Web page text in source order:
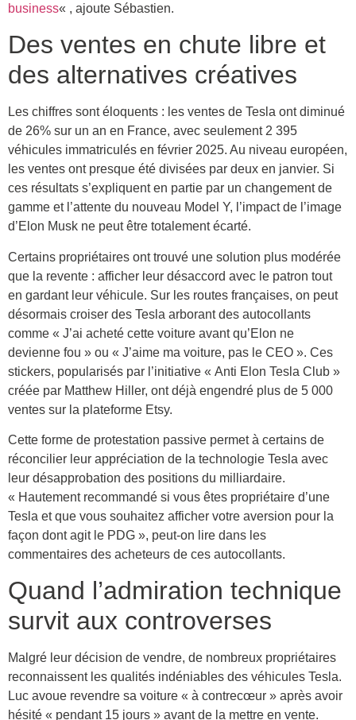
business« , ajoute Sébastien.
Des ventes en chute libre et
des alternatives créatives
Les chiffres sont éloquents : les ventes de Tesla ont diminué
de 26% sur un an en France, avec seulement 2 395
véhicules immatriculés en février 2025. Au niveau européen,
les ventes ont presque été divisées par deux en janvier. Si
ces résultats s’expliquent en partie par un changement de
gamme et l’attente du nouveau Model Y, l’impact de l’image
d’Elon Musk ne peut être totalement écarté.
Certains propriétaires ont trouvé une solution plus modérée
que la revente : afficher leur désaccord avec le patron tout
en gardant leur véhicule. Sur les routes françaises, on peut
désormais croiser des Tesla arborant des autocollants
comme « J’ai acheté cette voiture avant qu’Elon ne
devienne fou » ou « J’aime ma voiture, pas le CEO ». Ces
stickers, popularisés par l’initiative « Anti Elon Tesla Club »
créée par Matthew Hiller, ont déjà engendré plus de 5 000
ventes sur la plateforme Etsy.
Cette forme de protestation passive permet à certains de
réconcilier leur appréciation de la technologie Tesla avec
leur désapprobation des positions du milliardaire.
« Hautement recommandé si vous êtes propriétaire d’une
Tesla et que vous souhaitez afficher votre aversion pour la
façon dont agit le PDG », peut-on lire dans les
commentaires des acheteurs de ces autocollants.
Quand l’admiration technique
survit aux controverses
Malgré leur décision de vendre, de nombreux propriétaires
reconnaissent les qualités indéniables des véhicules Tesla.
Luc avoue revendre sa voiture « à contrecœur » après avoir
hésité « pendant 15 jours » avant de la mettre en vente.